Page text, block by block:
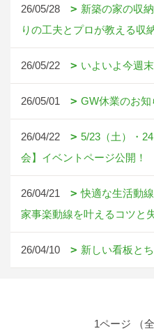
26/05/28
新築の家の収
りの工夫とプロが教える収
26/05/22 いよいよ今週
26/05/01 GW休業のお知
26/04/22
5/23（土）・
会】イベントページ公開！
26/04/21
快適な生活動
家事楽動線を叶えるコツと
26/04/10 新しい看板と
1ページ （